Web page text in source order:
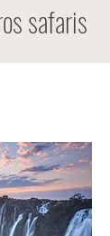
safaris